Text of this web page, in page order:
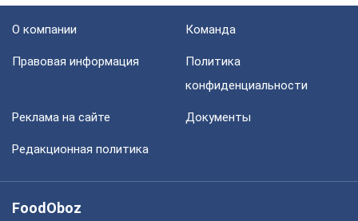
О компании Команда
Правовая информация
Политика
конфиденциальности
Реклама на сайте Документы
Редакционная политика
FoodOboz